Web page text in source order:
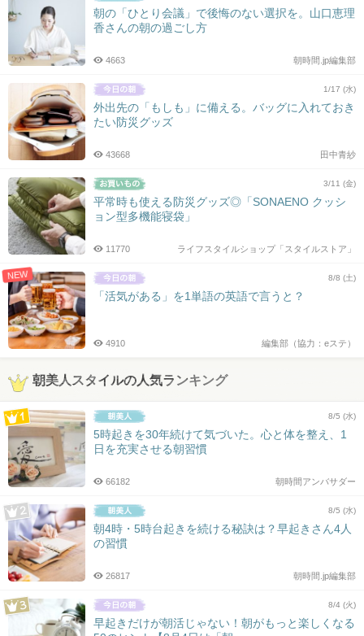
朝の「ひとり会議」で後悔のない選択を。山口恵理
香さんの朝の過ごし方
朝時間.jp編集部
4663
1/17 (水)
外出先の「もしも」に備える。バッグに入れておき
たい防災グッズ
田中青紗
43668
3/11 (金)
平常時も使える防災グッズ◎「SONAENO クッシ
ョン型多機能寝袋」
ライフスタイルショップ「スタイルストア」
11770
NEW 8/8 (土)
「活気がある」を1単語の英語で言うと？
編集部（協力：eステ）
4910
朝美人スタイルの人気ランキング
8/5 (水)
5時起きを30年続けて気づいた。心と体を整え、1
日を充実させる朝習慣
朝時間アンバサダー
66182
8/5 (水)
朝4時・5時台起きを続ける秘訣は？早起きさん4人
の習慣
朝時間.jp編集部
26817
8/4 (火)
早起きだけが朝活じゃない！朝がもっと楽しくなる